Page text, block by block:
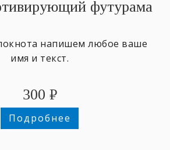
футурама
напишем любое ваше
имя и текст.
300 ₽
Подробнее